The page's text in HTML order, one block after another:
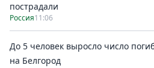
пострадали
Россия11:06
До 5 человек выросло число
на Белгород